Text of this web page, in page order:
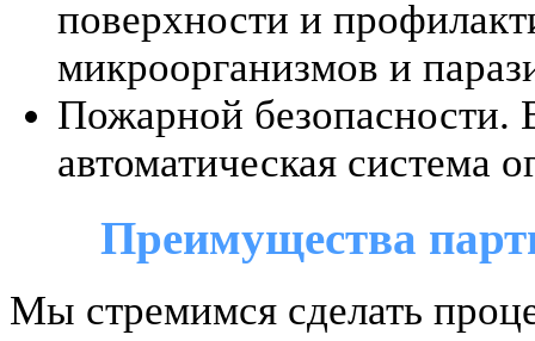
поверхности и
микроорганизмов и
Пожарной безопасности.
автоматическая система
Преимущества
Мы стремимся сделать